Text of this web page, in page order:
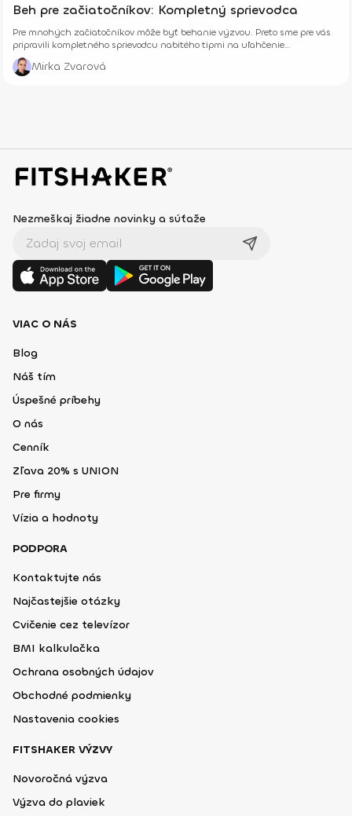
Beh pre začiatočníkov: Kompletný sprievodca
Pre mnohých začiatočníkov môže byť behanie výzvou. Preto sme pre vás
pripravili kompletného sprievodcu nabitého tipmi na uľahčenie
náročnejších začiatkov.
Mirka Zvarová
Nezmeškaj žiadne novinky a súťaže
VIAC O NÁS
Blog
Náš tím
Úspešné príbehy
O nás
Cenník
Zľava 20% s UNION
Pre firmy
Vízia a hodnoty
PODPORA
Kontaktujte nás
Najčastejšie otázky
Cvičenie cez televízor
BMI kalkulačka
Ochrana osobných údajov
Obchodné podmienky
Nastavenia cookies
FITSHAKER VÝZVY
Novoročná výzva
Výzva do plaviek